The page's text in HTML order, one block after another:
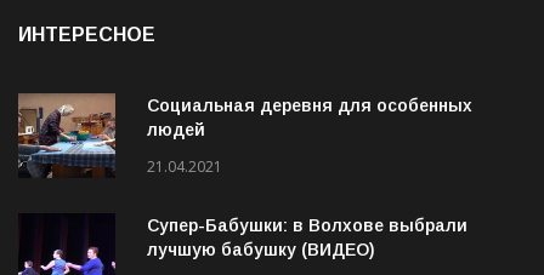
ИНТЕРЕСНОЕ
Социальная деревня для особенных
людей
21.04.2021
Супер-Бабушки: в Волхове выбрали
лучшую бабушку (ВИДЕО)